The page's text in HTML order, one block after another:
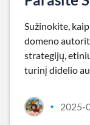
Sužinokite,
domeno
strategijų,
turinį didelio
• 2025-